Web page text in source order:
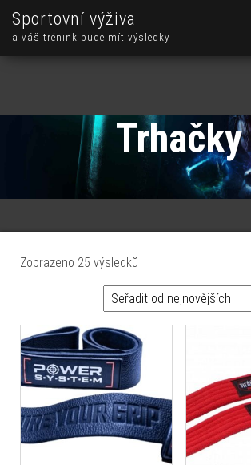
Sportovní výživa
a váš trénink bude mít výsledky
Trhačky
Zobrazeno 25 výsledků